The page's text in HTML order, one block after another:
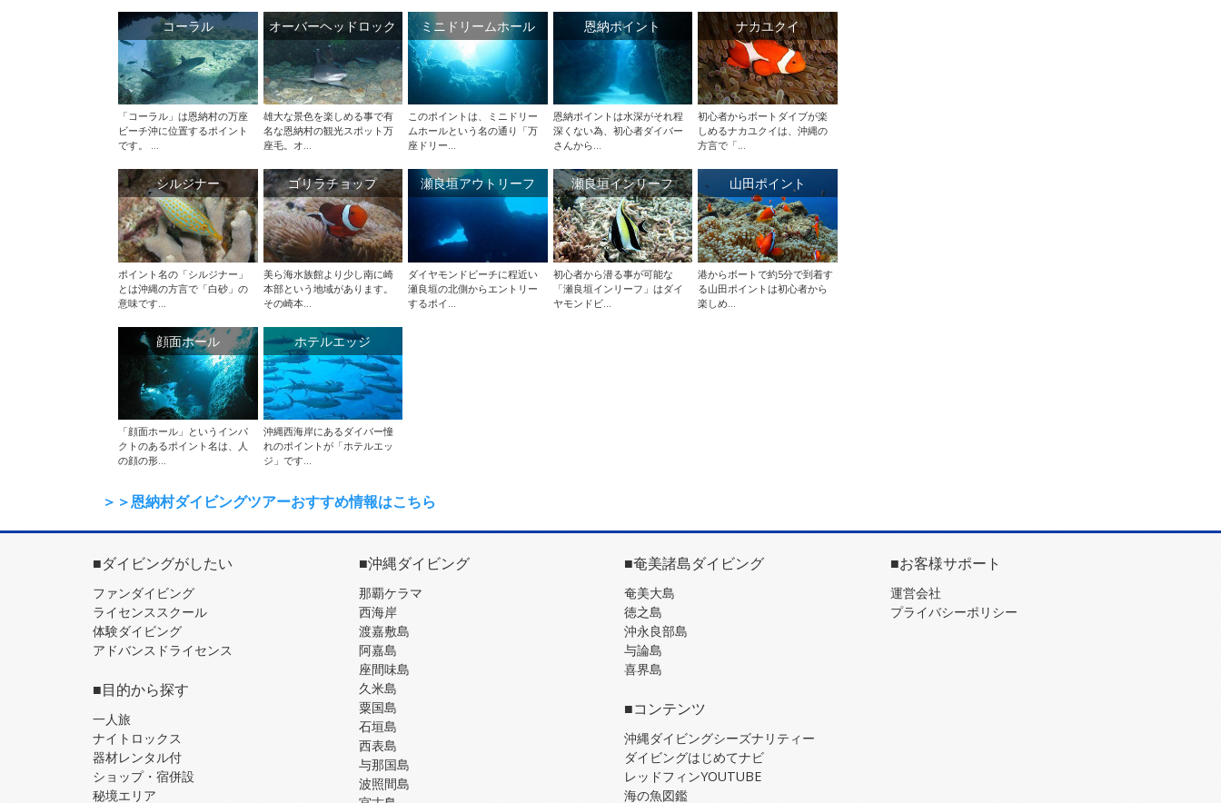
コーラル
「コーラル」は恩納村の万座
ビーチ沖に位置するポイント
です。 ...
オーバーヘッドロック
雄大な景色を楽しめる事で有
名な恩納村の観光スポット万
座毛。オ...
ミニドリームホール
このポイントは、ミニドリー
ムホールという名の通り「万
座ドリー...
恩納ポイント
恩納ポイントは水深がそれ程
深くない為、初心者ダイバー
さんから...
ナカユクイ
初心者からボートダイブが楽
しめるナカユクイは、沖縄の
方言で「...
シルジナー
ポイント名の「シルジナー」
とは沖縄の方言で「白砂」の
意味です...
ゴリラチョップ
美ら海水族館より少し南に崎
本部という地域があります。
その崎本...
瀬良垣アウトリーフ
ダイヤモンドビーチに程近い
瀬良垣の北側からエントリー
するポイ...
瀬良垣インリーフ
初心者から潜る事が可能な
「瀬良垣インリーフ」はダイ
ヤモンドビ...
山田ポイント
港からボートで約5分で到着す
る山田ポイントは初心者から
楽しめ...
顔面ホール
「顔面ホール」というインパ
クトのあるポイント名は、人
の顔の形...
ホテルエッジ
沖縄西海岸にあるダイバー憧
れのポイントが「ホテルエッ
ジ」です...
＞＞恩納村ダイビングツアーおすすめ情報はこちら
■ダイビングがしたい
ファンダイビング
ライセンススクール
体験ダイビング
アドバンスドライセンス
■目的から探す
一人旅
ナイトロックス
器材レンタル付
ショップ・宿併設
秘境エリア
■沖縄ダイビング
那覇ケラマ
西海岸
渡嘉敷島
阿嘉島
座間味島
久米島
粟国島
石垣島
西表島
与那国島
波照間島
■奄美諸島ダイビング
奄美大島
徳之島
沖永良部島
与論島
喜界島
■コンテンツ
沖縄ダイビングシーズナリティー
ダイビングはじめてナビ
レッドフィンYOUTUBE
海の魚図鑑
■お客様サポート
運営会社
プライバシーポリシー